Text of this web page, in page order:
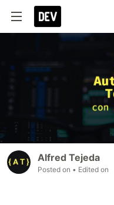
Alfred Tejeda
Posted on • Edited on